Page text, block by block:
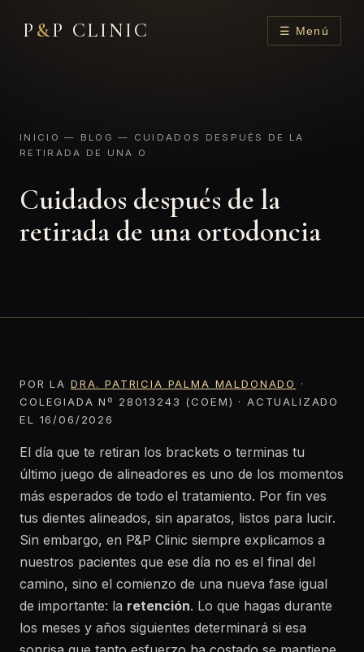
P &P CLINIC ☰ Menú
INICIO — BLOG — CUIDADOS DESPUÉS DE LA
RETIRADA DE UNA O
Cuidados después de la
retirada de una ortodoncia
POR LA DRA. PATRICIA PALMA MALDONADO
·
COLEGIADA Nº 28013243 (COEM) · ACTUALIZADO
EL 16/06/2026
El día que te retiran los brackets o terminas tu
último juego de alineadores es uno de los momentos
más esperados de todo el tratamiento. Por fin ves
tus dientes alineados, sin aparatos, listos para lucir.
Sin embargo, en P&P Clinic siempre explicamos a
nuestros pacientes que ese día no es el final del
camino, sino el comienzo de una nueva fase igual
de importante: la retención. Lo que hagas durante
los meses y años siguientes determinará si esa